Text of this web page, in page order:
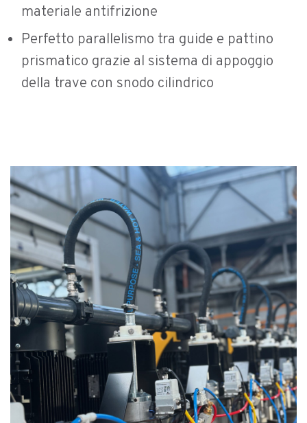
materiale antifrizione
Perfetto parallelismo tra guide e pattino
prismatico grazie al sistema di appoggio
della trave con snodo cilindrico